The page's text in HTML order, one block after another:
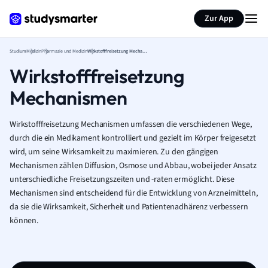
Zur App
StudiumMedizinPharmazie und Medizin Wirkstofffreisetzung Mechanismen
Wirkstofffreisetzung
Mechanismen
Wirkstofffreisetzung Mechanismen umfassen die verschiedenen Wege,
durch die ein Medikament kontrolliert und gezielt im Körper freigesetzt
wird, um seine Wirksamkeit zu maximieren. Zu den gängigen
Mechanismen zählen Diffusion, Osmose und Abbau, wobei jeder Ansatz
unterschiedliche Freisetzungszeiten und -raten ermöglicht. Diese
Mechanismen sind entscheidend für die Entwicklung von Arzneimitteln,
da sie die Wirksamkeit, Sicherheit und Patientenadhärenz verbessern
können.